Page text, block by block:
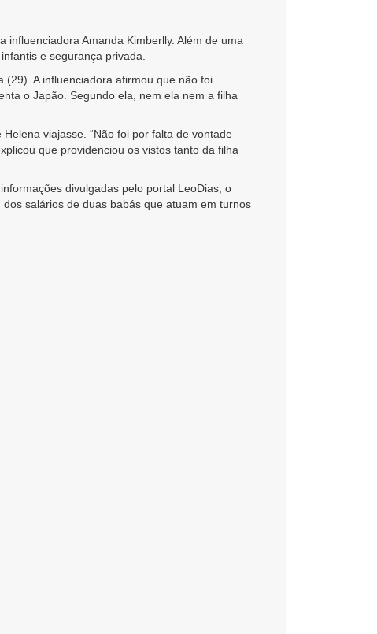
Amanda Kimberlly. Além de uma
e segurança privada.
A influenciadora afirmou que não foi
o Japão. Segundo ela, nem ela nem a filha
viajasse. “Não foi por falta de vontade
que providenciou os vistos tanto da filha
divulgadas pelo portal LeoDias, o
salários de duas babás que atuam em turnos